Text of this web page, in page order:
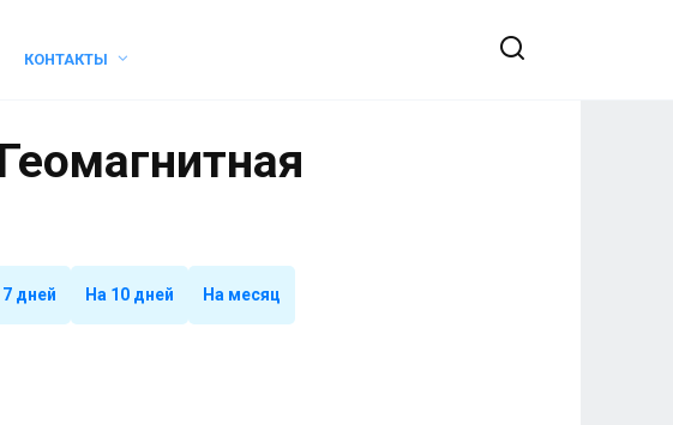
КОНТАКТЫ
7 дней На 10 дней На месяц